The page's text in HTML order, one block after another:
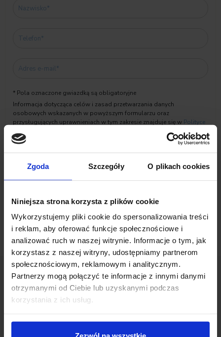
Zgoda Szczegóły O plikach cookies
Niniejsza strona korzysta z plików cookie
Wykorzystujemy pliki cookie do spersonalizowania treści
i reklam, aby oferować funkcje społecznościowe i
analizować ruch w naszej witrynie. Informacje o tym, jak
korzystasz z naszej witryny, udostępniamy partnerom
społecznościowym, reklamowym i analitycznym.
Partnerzy mogą połączyć te informacje z innymi danymi
otrzymanymi od Ciebie lub uzyskanymi podczas
korzystania z ich usług.
* Pola oznaczone gwiazdką są obligatoryjne
Informacja dotycząca celów i zasad przetwarzania danych
osobowych wskazanych w powyższym formularzu oraz
przysługujących uprawnieniach w tym zakresie znajduje się w Polityce
Opinie Klientów